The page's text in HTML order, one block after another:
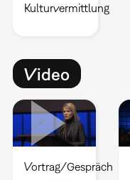
Kulturvermittlung
Video
Vortrag/Gespräch